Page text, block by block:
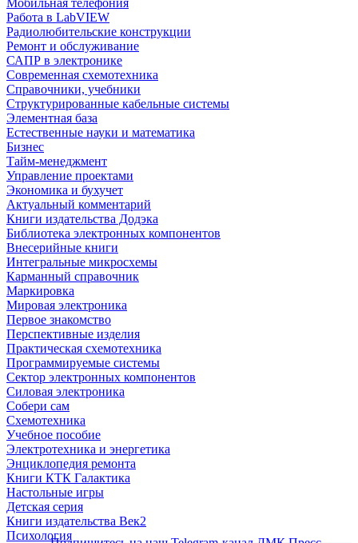
Мобильная телефония
Работа в LabVIEW
Радиолюбительские конструкции
Ремонт и обслуживание
САПР в электронике
Современная схемотехника
Справочники, учебники
Структурированные кабельные системы
Элементная база
Естественные науки и математика
Бизнес
Тайм-менеджмент
Управление проектами
Экономика и бухучет
Актуальный комментарий
Книги издательства Додэка
Библиотека электронных компонентов
Внесерийные книги
Интегральные микросхемы
Карманный справочник
Маркировка
Мировая электроника
Первое знакомство
Перспективные изделия
Практическая схемотехника
Программируемые системы
Сектор электронных компонентов
Силовая электроника
Собери сам
Схемотехника
Учебное пособие
Электротехника и энергетика
Энциклопедия ремонта
Книги КТК Галактика
Настольные игры
Детская серия
Книги издательства Век2
Психология